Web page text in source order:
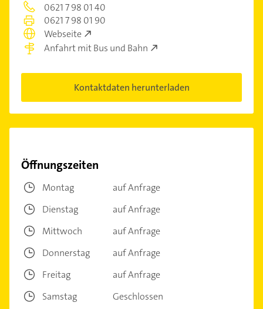
0621 7 98 01 40
0621 7 98 01 90
Webseite
Anfahrt mit Bus und Bahn
Kontaktdaten herunterladen
Öffnungszeiten
Montag
auf Anfrage
Dienstag
auf Anfrage
Mittwoch
auf Anfrage
Donnerstag
auf Anfrage
Freitag
auf Anfrage
Samstag
Geschlossen